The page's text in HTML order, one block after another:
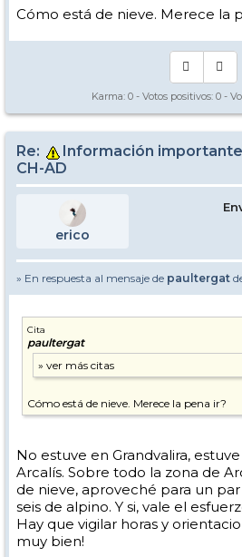
Cómo está de nieve. Merece la
Karma: 0 - Votos positivos: 0 -
Re:
Información importante
CH-AD
erico
» En respuesta al mensaje de paultergat
Cita
paultergat
Cómo está de nieve. Merece la pena ir?
No estuve en Grandvalira,
Arcalís. Sobre todo la zona de
de nieve, aproveché para un
seis de alpino. Y si, vale el
Hay que vigilar horas y
muy bien!